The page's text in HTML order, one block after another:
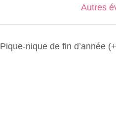
Autres
Pique-nique de fin d’année